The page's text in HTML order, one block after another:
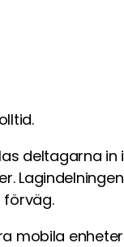
deltagarna in i
Lagindelningen
förväg.
mobila enheter